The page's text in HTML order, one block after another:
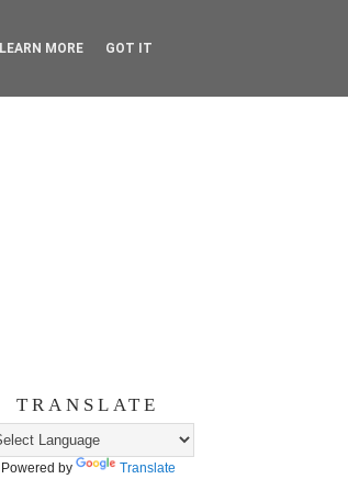
TRANSLATE
Powered by Translate
LEARN MORE GOT IT